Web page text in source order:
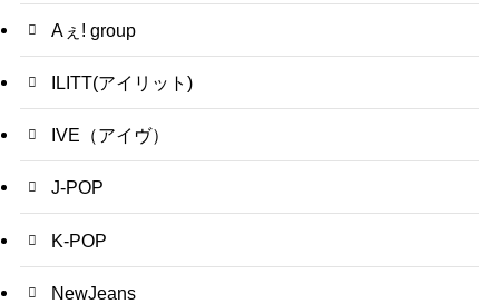
Aぇ! group
ILITT(アイリット)
IVE（アイヴ）
J-POP
K-POP
NewJeans